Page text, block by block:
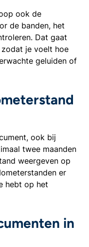
ook de
de banden, het
Dat gaat
je voelt hoe
geluiden of
ook bij
twee maanden
weergeven op
er
hebt op het
in